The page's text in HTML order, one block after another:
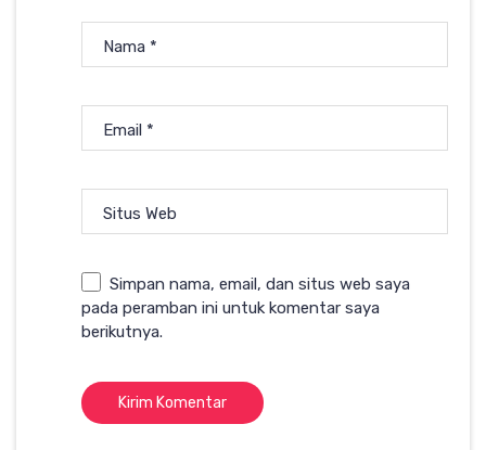
Nama *
Email *
Situs Web
Simpan nama, email, dan situs web saya
pada peramban ini untuk komentar saya
berikutnya.